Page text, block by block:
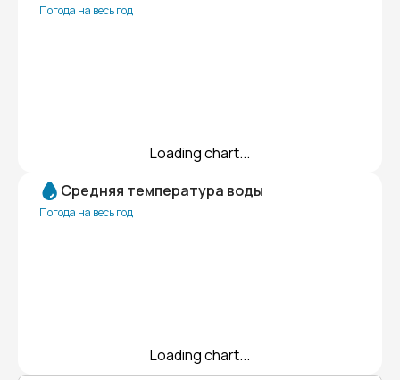
Погода на весь год
Loading chart...
Средняя температура воды
Погода на весь год
Loading chart...